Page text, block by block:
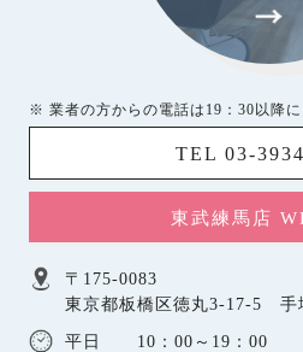
※ 業者の方からの電話は19：30以降
TEL 03-
東武練馬店
〒175-0083
東京都板橋区徳丸3-17-5 手
平日 10：00～19：00